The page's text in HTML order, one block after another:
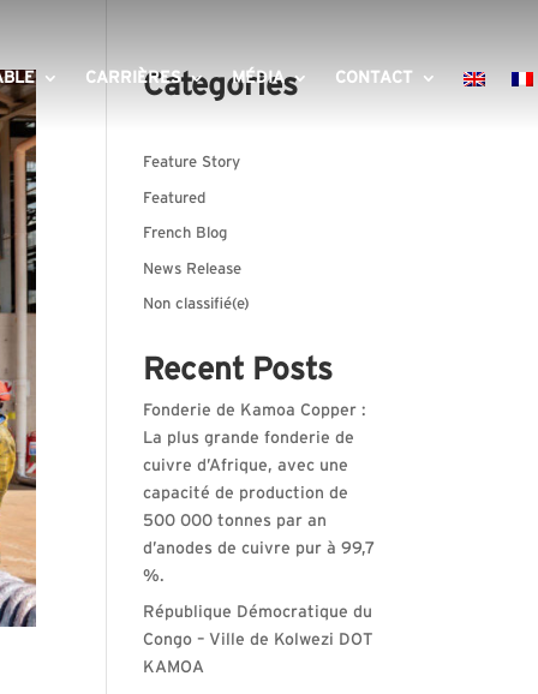
CARRIÈRES MÉDIA CONTACT
Categories
Feature Story
Featured
French Blog
News Release
Non classifié(e)
Recent Posts
Fonderie de Kamoa Copper :
La plus grande fonderie de
cuivre d’Afrique, avec une
capacité de production de
500 000 tonnes par an
d’anodes de cuivre pur à 99,7
%.
République Démocratique du
Congo – Ville de Kolwezi DOT
KAMOA